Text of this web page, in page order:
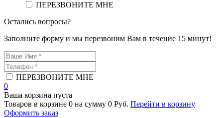
ПЕРЕЗВОНИТЕ МНЕ
Остались вопросы?
Заполните форму и мы перезвоним Вам в течение 15 минут!
ПЕРЕЗВОНИТЕ МНЕ
0
Ваша корзина пуста
Товаров в корзине 0 на сумму 0 Руб. Перейти в корзину
Оформить заказ